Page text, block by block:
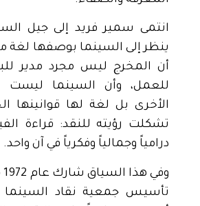
انتمى سمير فريد إلى جيل
ينظر إلى السينما بوصفها لغة
أن المخرج ليس مجرد مدير
للعمل، وأن السينما ليست
الأخرى بل لغة لها قوانينها
تشكلت رؤيته للنقد: قراءة
درامياً وجمالياً وفكرياً في آن واحد.
تأسيس جمعية نقاد السينما